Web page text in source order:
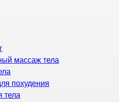
массаж тела
похудения
тела